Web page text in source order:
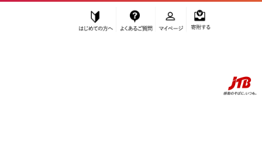
ふるぽ JTBのふるさと納税サイト